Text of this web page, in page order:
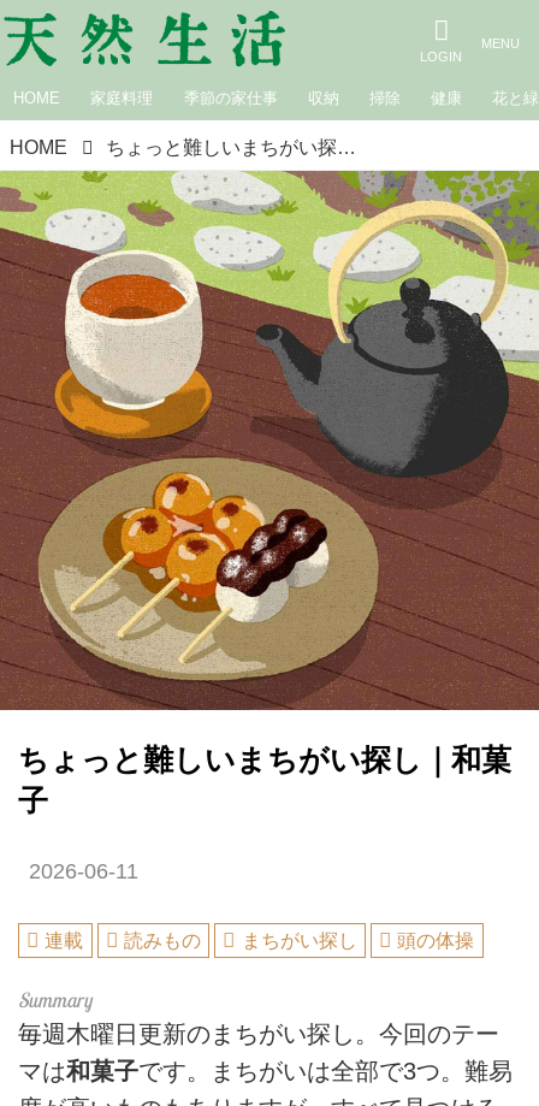
HOME 家庭料理 季節の家仕事 収納 掃除 健康 花と緑
HOME ちょっと難しいまちがい探し｜和菓子
ちょっと難しいまちがい探し｜和菓
子
2026-06-11
連載 読みもの まちがい探し 頭の体操
毎週木曜日更新のまちがい探し。今回のテー
マは和菓子です。まちがいは全部で3つ。難易